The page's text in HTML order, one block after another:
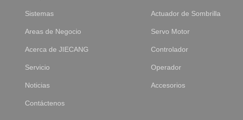
Sistemas
Areas de Negocio
Acerca de JIECANG
Servicio
Noticias
Contáctenos
Actuador de Sombrilla
Servo Motor
Controlador
Operador
Accesorios